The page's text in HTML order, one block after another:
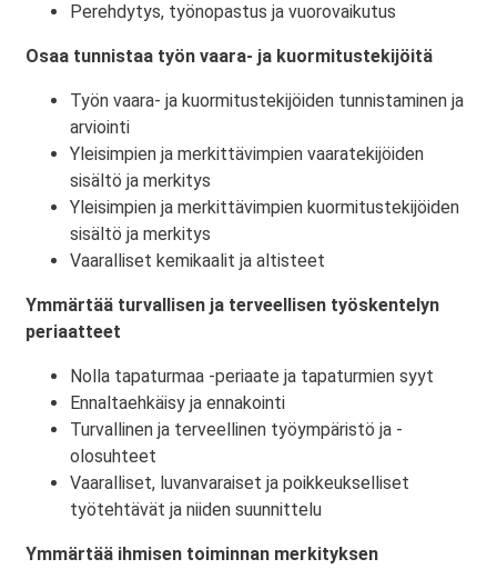
Perehdytys, työnopastus ja vuorovaikutus
Osaa tunnistaa työn vaara- ja kuormitustekijöitä
Työn vaara- ja kuormitustekijöiden tunnistaminen ja
arviointi
Yleisimpien ja merkittävimpien vaaratekijöiden
sisältö ja merkitys
Yleisimpien ja merkittävimpien kuormitustekijöiden
sisältö ja merkitys
Vaaralliset kemikaalit ja altisteet
Ymmärtää turvallisen ja terveellisen työskentelyn
periaatteet
Nolla tapaturmaa -periaate ja tapaturmien syyt
Ennaltaehkäisy ja ennakointi
Turvallinen ja terveellinen työympäristö ja -
olosuhteet
Vaaralliset, luvanvaraiset ja poikkeukselliset
työtehtävät ja niiden suunnittelu
Ymmärtää ihmisen toiminnan merkityksen